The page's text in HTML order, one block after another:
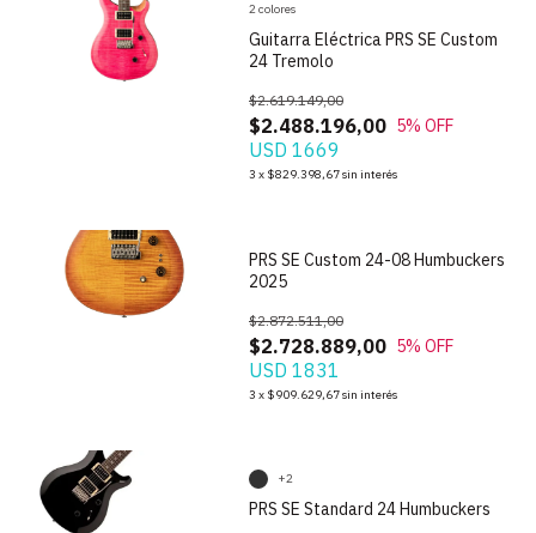
Guitarra Eléctrica PRS SE Custom
24 Tremolo
$2.488.196,00
$2.619.149,00
5% OFF
USD 1669
3 x $829.398,67sin interés
2 colores
PRS SE Custom 24-08 Humbuckers
2025
$2.728.889,00
$2.872.511,00
5% OFF
USD 1831
3 x $909.629,67sin interés
PRS SE Standard 24 Humbuckers
+2